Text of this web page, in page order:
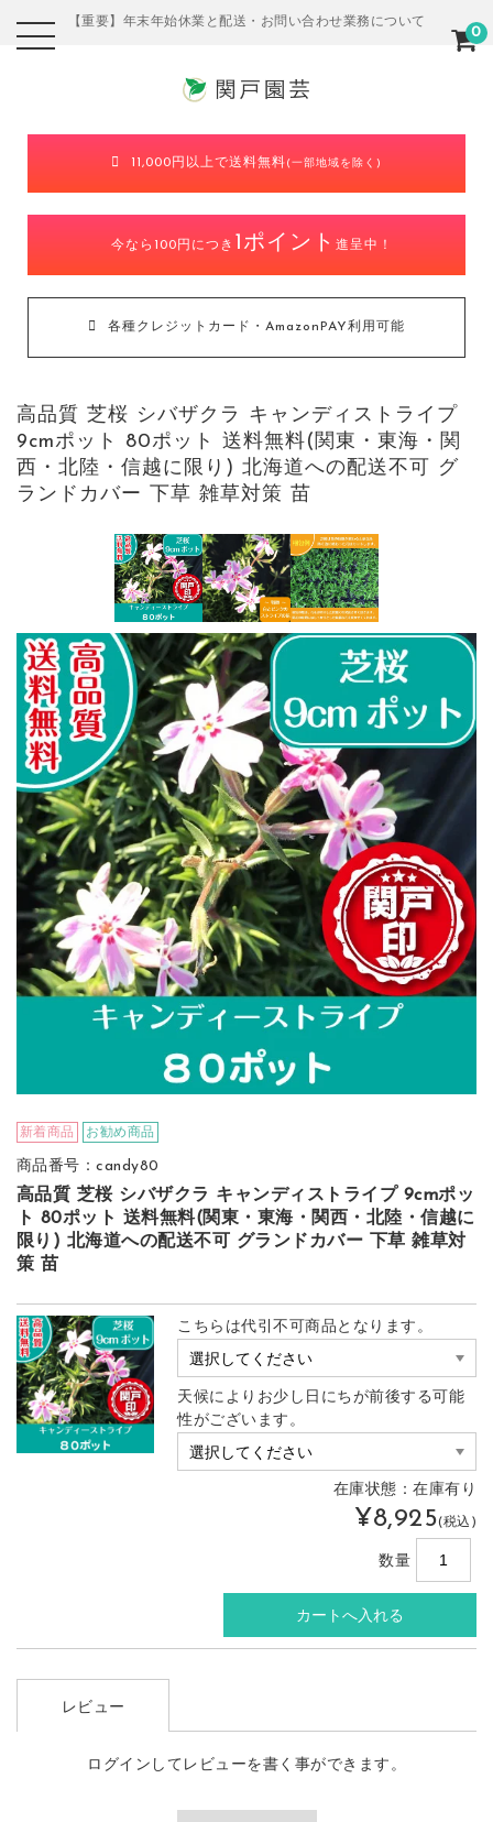
【重要】年末年始休業と配送・お問い合わせ業務について
11,000円以上で送料無料(一部地域を除く)
今なら100円につき 1ポイント 進呈中！
各種クレジットカード・AmazonPAY利用可能
0
高品質 芝桜 シバザクラ キャンディストライプ
9cmポット 80ポット 送料無料(関東・東海・関
西・北陸・信越に限り) 北海道への配送不可 グ
ランドカバー 下草 雑草対策 苗
新着商品 お勧め商品
商品番号：candy80
高品質 芝桜 シバザクラ キャンディストライプ 9cmポッ
ト 80ポット 送料無料(関東・東海・関西・北陸・信越に
限り) 北海道への配送不可 グランドカバー 下草 雑草対
策 苗
こちらは代引不可商品となります。
天候によりお少し日にちが前後する可能
性がございます。
在庫状態：在庫有り
¥8,925(税込)
数量
レビュー
ログインしてレビューを書く事ができます。